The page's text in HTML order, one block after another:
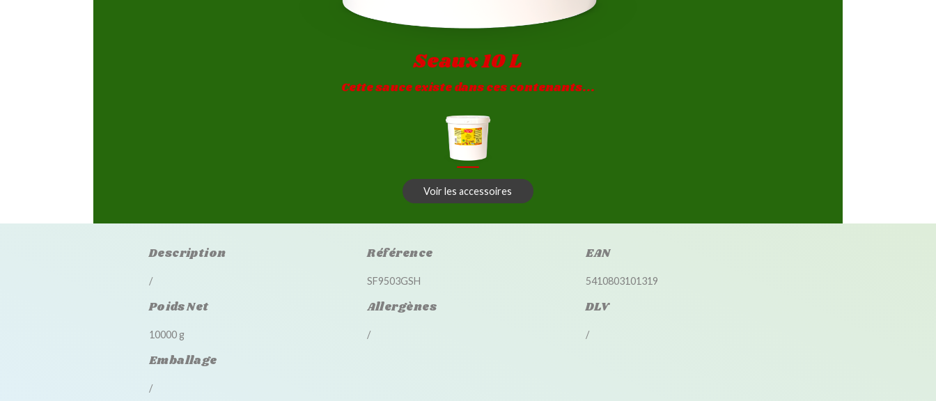
Seaux 10 L
Cette sauce existe dans ces contenants...
Voir les accessoires
Description
/
Poids Net
10000 g
Emballage
/
Référence
SF9503GSH
EAN
5410803101319
Allergènes
/
DLV
/